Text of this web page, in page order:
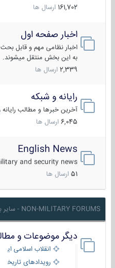
161,702 ارسال ها
اخبار صفحه اول
اخبار نظامی مهم و قابل بحث
به این بخش منتقل میشوند.
2,339 ارسال ها
رایانه و شبکه
آخرین خبرها و مطالب رایانه و
6,045 ارسال ها
English News
and security news
51 ارسال ها
NON-MILITARY FORUMS - سایر بخشها
دیگر موضوعات و
انقلاب اسلامی ایران
رویدادهای تاریخی